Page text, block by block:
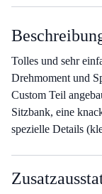
Tolles und sehr
Drehmoment und
Custom Teil
Sitzbank, eine
spezielle Details